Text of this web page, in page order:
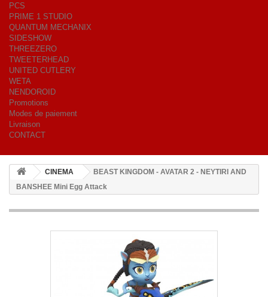
PCS
PRIME 1 STUDIO
QUANTUM MECHANIX
SIDESHOW
THREEZERO
TWEETERHEAD
UNITED CUTLERY
WETA
NENDOROID
Promotions
Modes de paiement
Livraison
CONTACT
CINEMA
BEAST KINGDOM - AVATAR 2 - NEYTIRI AND
BANSHEE Mini Egg Attack